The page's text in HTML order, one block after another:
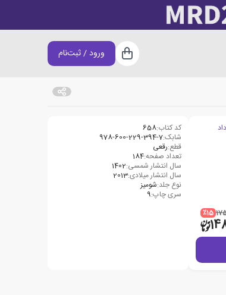
سبد خرید
ورود / ثبت‌نام
٪15
کد کتاب:658
شابک:978-600-229-394-7
قطع:رقعی
تعداد صفحه:184
سال انتشار شمسی:1402
سال انتشار میلادی:2013
نوع جلد:شومیز
سری چاپ:9